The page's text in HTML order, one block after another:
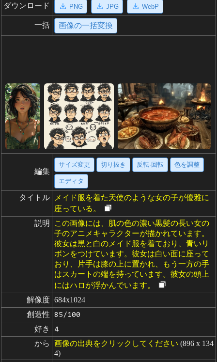
ダウンロード PNG JPG WebP
一括 画像の一括変換
編集
サイズ変更 切り抜き 反転·回転 色を調整
エディタ
タイトル
メイド服を着た天使のような女の子が優雅に
座っている。
説明
この画像には、肌の色の濃い黒髪の長い女の
子のアニメキャラクターが描かれています。
彼女は黒と白のメイド服を着ており、青いリ
ボンをつけています。彼女は白い面に座って
おり、片手は膝の上に置かれ、もう一方の手
はスカートの端を持っています。彼女の頭上
にはハロが浮かんでいます。
解像度 684x1024
創造性
85/100
好き 4
から 画像の出典をクリックしてください (896 x 134
4)